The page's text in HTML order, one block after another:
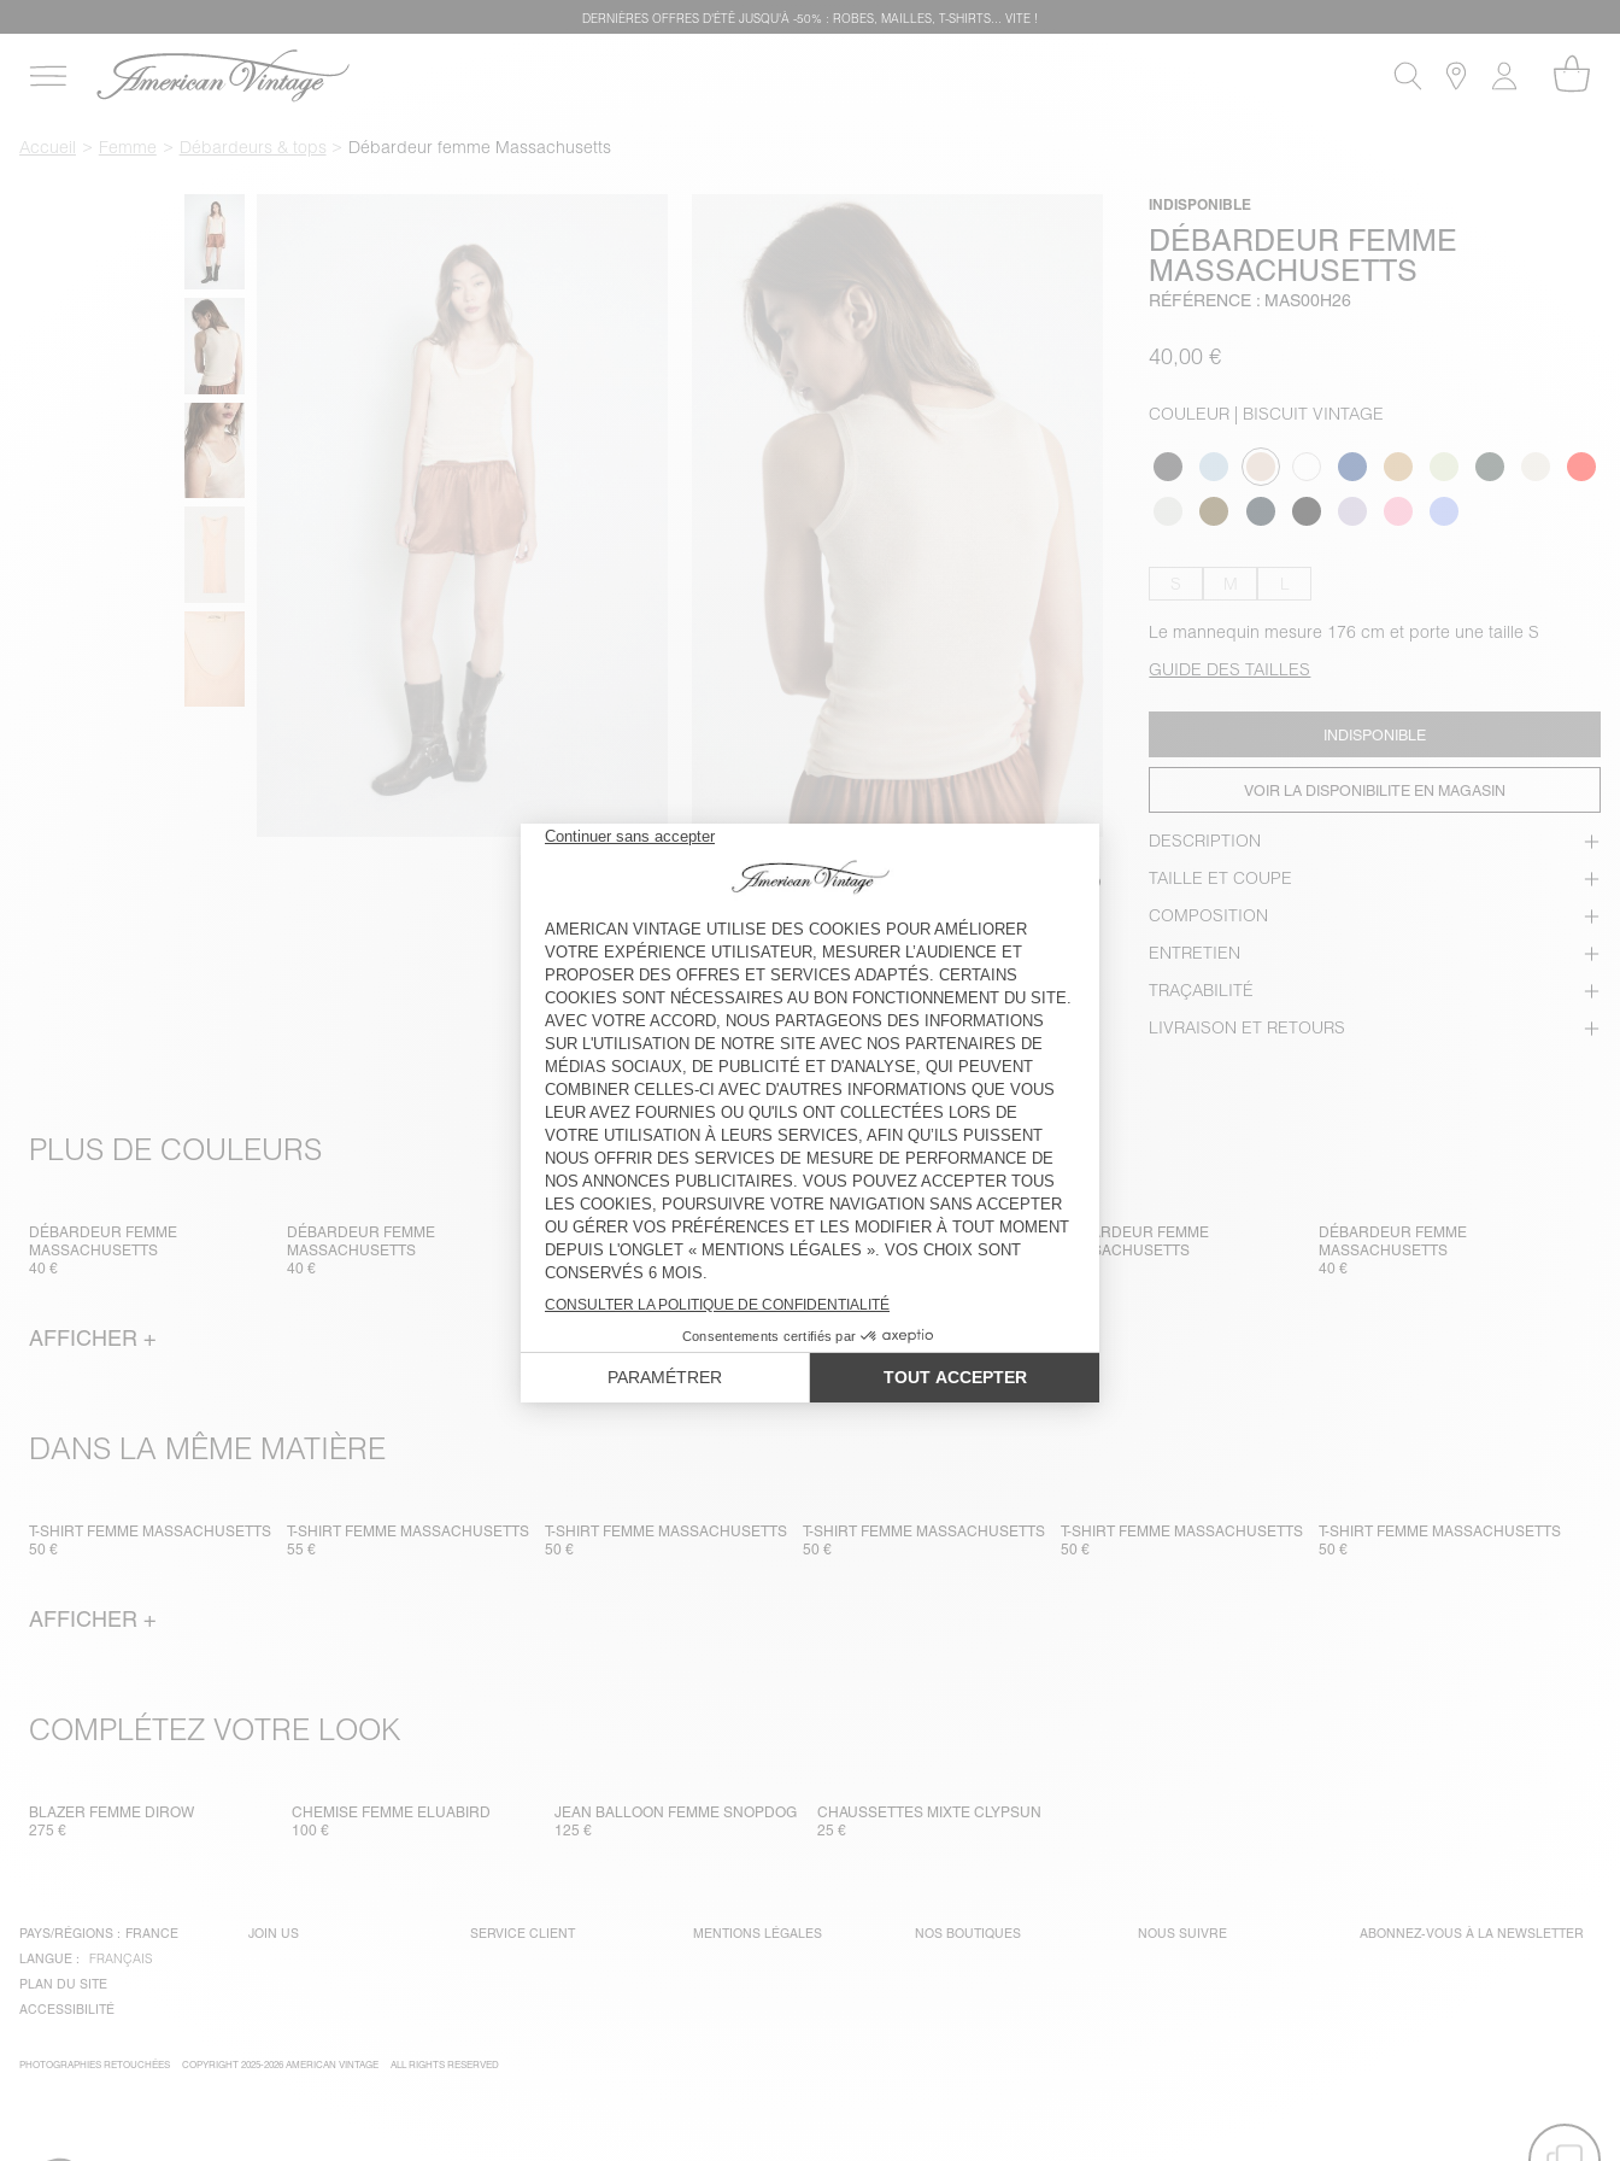
DERNIÈRES OFFRES D'ÉTÊ JUSQU'À -50% : ROBES, MAILLES, T-SHIRTS... VITE !
Accueil Femme Débardeurs & tops Débardeur femme Massachusetts
INDISPONIBLE
DÉBARDEUR FEMME
MASSACHUSETTS
RÉFÉRENCE : MAS00H26
40,00 €
COULEUR | BISCUIT VINTAGE
Le mannequin mesure 176 cm et porte une taille S
GUIDE DES TAILLES
INDISPONIBLE
VOIR LA DISPONIBILITE EN MAGASIN
DESCRIPTION
TAILLE ET COUPE
COMPOSITION
ENTRETIEN
TRAÇABILITÉ
LIVRAISON ET RETOURS
PLUS DE COULEURS
DÉBARDEUR FEMME
MASSACHUSETTS
40 €
DÉBARDEUR FEMME
MASSACHUSETTS
40 €
DÉBARDEUR FEMME
MASSACHUSETTS
40 €
DÉBARDEUR FEMME
MASSACHUSETTS
DÉBARDEUR FEMME
MASSACHUSETTS
DÉBARDEUR FEMME
MASSACHUSETTS
40 €
AFFICHER +
DANS LA MÊME MATIÈRE
T-SHIRT FEMME MASSACHUSETTS
50 €
T-SHIRT FEMME MASSACHUSETTS
55 €
T-SHIRT FEMME MASSACHUSETTS
50 €
T-SHIRT FEMME MASSACHUSETTS
50 €
T-SHIRT FEMME MASSACHUSETTS
50 €
T-SHIRT FEMME MASSACHUSETTS
50 €
AFFICHER +
COMPLÉTEZ VOTRE LOOK
BLAZER FEMME DIROW
275 €
CHEMISE FEMME ELUABIRD
100 €
JEAN BALLOON FEMME SNOPDOG
125 €
CHAUSSETTES MIXTE CLYPSUN
25 €
PAYS/RÉGIONS : FRANCE
LANGUE :
FRANÇAIS
PLAN DU SITE
ACCESSIBILITÉ
JOIN US SERVICE CLIENT MENTIONS LÉGALES NOS BOUTIQUES NOUS SUIVRE ABONNEZ-VOUS À LA NEWSLETTER
PHOTOGRAPHIES RETOUCHÉES COPYRIGHT 2025-2026 AMERICAN VINTAGE ALL RIGHTS RESERVED